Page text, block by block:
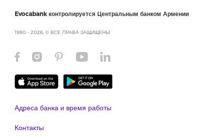
Evocabank контролируется Центральным банком Армении
1990 - 2026, © ВСЕ ПРАВА ЗАЩИЩЕНЫ
Адреса банка и время работы
Контакты